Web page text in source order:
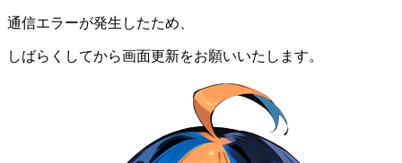
通信エラーが発生したため、
しばらくしてから画面更新をお願いいたします。